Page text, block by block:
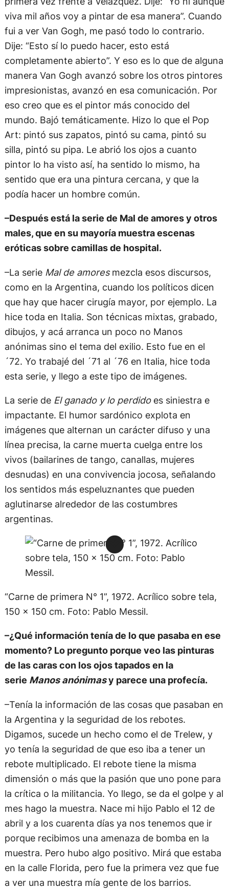
viva mil años voy a pintar de esa manera”. Cuando
fui a ver Van Gogh, me pasó todo lo contrario.
Dije: “Esto sí lo puedo hacer, esto está
completamente abierto”. Y eso es lo que de alguna
manera Van Gogh avanzó sobre los otros pintores
impresionistas, avanzó en esa comunicación. Por
eso creo que es el pintor más conocido del
mundo. Bajó temáticamente. Hizo lo que el Pop
Art: pintó sus zapatos, pintó su cama, pintó su
silla, pintó su pipa. Le abrió los ojos a cuanto
pintor lo ha visto así, ha sentido lo mismo, ha
sentido que era una pintura cercana, y que la
podía hacer un hombre común.
–Después está la serie de Mal de amores y otros
males, que en su mayoría muestra escenas
eróticas sobre camillas de hospital.
–La serie Mal de amoresmezcla esos discursos,
como en la Argentina, cuando los políticos dicen
que hay que hacer cirugía mayor, por ejemplo. La
hice toda en Italia. Son técnicas mixtas, grabado,
dibujos, y acá arranca un poco no Manos
anónimas sino el tema del exilio. Esto fue en el
´72. Yo trabajé del ´71 al ´76 en Italia, hice toda
esta serie, y llego a este tipo de imágenes.
La serie de El ganado y lo perdido es siniestra e
impactante. El humor sardónico explota en
imágenes que alternan un carácter difuso y una
línea precisa, la carne muerta cuelga entre los
vivos (bailarines de tango, canallas, mujeres
desnudas) en una convivencia jocosa, señalando
los sentidos más espeluznantes que pueden
aglutinarse alrededor de las costumbres
argentinas.
“Carne de primera N° 1”, 1972. Acrílico sobre tela,
150 x 150 cm. Foto: Pablo Messil.
–¿Qué información tenía de lo que pasaba en ese
momento? Lo pregunto porque veo las pinturas
de las caras con los ojos tapados en la
serie Manos anónimasy parece una profecía.
–Tenía la información de las cosas que pasaban en
la Argentina y la seguridad de los rebotes.
Digamos, sucede un hecho como el de Trelew, y
yo tenía la seguridad de que eso iba a tener un
rebote multiplicado. El rebote tiene la misma
dimensión o más que la pasión que uno pone para
la crítica o la militancia. Yo llego, se da el golpe y al
mes hago la muestra. Nace mi hijo Pablo el 12 de
abril y a los cuarenta días ya nos tenemos que ir
porque recibimos una amenaza de bomba en la
muestra. Pero hubo algo positivo. Mirá que estaba
en la calle Florida, pero fue la primera vez que fue
a ver una muestra mía gente de los barrios.